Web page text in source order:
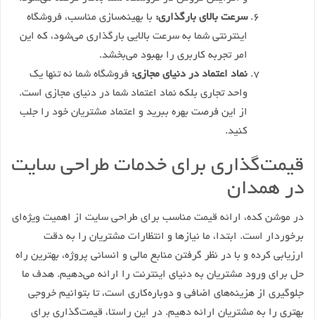
سرعت بالای بارگذاری: با بهینه‌سازی مناسب، فروشگاه
اینترنتی شما به سرعت بالایی بارگذاری می‌شود، که این
امر تجربه کاربری را بهبود می‌بخشد.
نماد اعتماد در دنیای مجازی: فروشگاه شما نه تنها یک
واحد تجاری بلکه نماد اعتماد شما در دنیای مجازی است.
از این فرصت بهره ببرید و اعتماد مشتریان خود را جلب
کنید.
قیمت‌گذاری برای خدمات طراحی سایت
در همدان
در موشن کده، ارائه قیمت مناسب برای طراحی سایت از اهمیت ویژه‌ای
برخوردار است. ابتدا، ما نیازها و انتظارات مشتریان را به دقت
ارزیابی کرده و با در نظر گرفتن منابع مالی و انسانی پروژه، بهترین راه
حل برای ورود مشتریان به دنیای اینترنت را ارائه می‌دهیم. هدف ما
جلوگیری از هزینه‌های اضافی و دوباره‌کاری است، تا بتوانیم خروجی
بهتری را به مشتریان ارائه دهیم. در این راستا، قیمت‌گذاری برای